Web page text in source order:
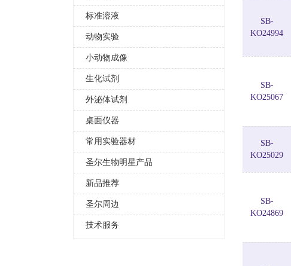
标准溶液
动物实验
小动物成像
生化试剂
外泌体试剂
桌面仪器
常用实验器材
圣尔生物明星产品
新品推荐
圣尔周边
技术服务
SB-
KO24994
SB-
KO25067
SB-
KO25029
SB-
KO24869